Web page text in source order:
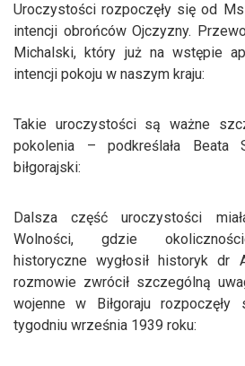
Uroczystości rozpoczęły się od
intencji obrońców Ojczyzny.
Michalski, który już na wstępie
intencji pokoju w naszym kraju:
Takie uroczystości są ważne
pokolenia – podkreślała Beata
biłgorajski:
Dalsza część uroczystości
Wolności, gdzie
historyczne wygłosił historyk dr
rozmowie zwrócił szczególną
wojenne w Biłgoraju
tygodniu września 1939 roku: